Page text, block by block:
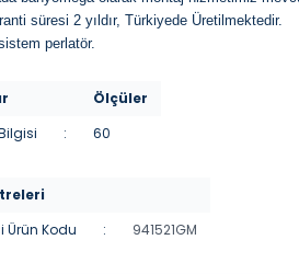
süresi 2 yıldır, Türkiyede Üretilmektedir.
perlatör.
Ölçüler
: 60
Ürün Kodu
: 941521GM